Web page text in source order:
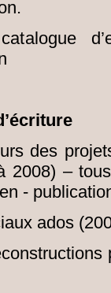
des
2008) –
-
ados